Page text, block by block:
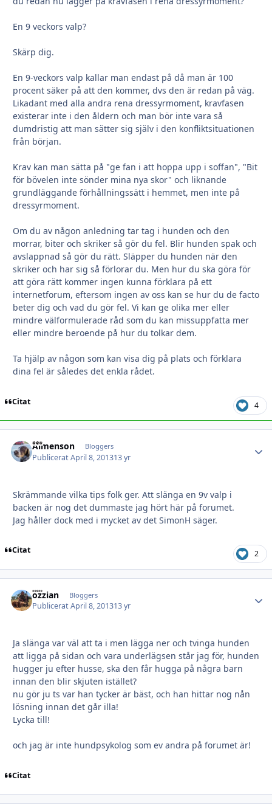
En 9 veckors valp?
Skärp dig.
En 9-veckors valp kallar man endast på då man är 100
procent säker på att den kommer, dvs den är redan på väg.
Likadant med alla andra rena dressyrmoment, kravfasen
existerar inte i den åldern och man bör inte vara så
dumdristig att man sätter sig själv i den konfliktsituationen
från början.
Krav kan man sätta på "ge fan i att hoppa upp i soffan", "Bit
för bövelen inte sönder mina nya skor" och liknande
grundläggande förhållningssätt i hemmet, men inte på
dressyrmoment.
Om du av någon anledning tar tag i hunden och den
morrar, biter och skriker så gör du fel. Blir hunden spak och
avslappnad så gör du rätt. Släpper du hunden när den
skriker och har sig så förlorar du. Men hur du ska göra för
att göra rätt kommer ingen kunna förklara på ett
internetforum, eftersom ingen av oss kan se hur du de facto
beter dig och vad du gör fel. Vi kan ge olika mer eller
mindre välformulerade råd som du kan missuppfatta mer
eller mindre beroende på hur du tolkar dem.
Ta hjälp av någon som kan visa dig på plats och förklara
dina fel är således det enkla rådet.
Citat 4
Almenson Bloggers
PubliceratApril 8, 201313 yr
Skrämmande vilka tips folk ger. Att slänga en 9v valp i
backen är nog det dummaste jag hört här på forumet.
Jag håller dock med i mycket av det SimonH säger.
Citat 2
ozzian Bloggers
PubliceratApril 8, 201313 yr
Ja slänga var väl att ta i men lägga ner och tvinga hunden
att ligga på sidan och vara underlägsen står jag för, hunden
hugger ju efter husse, ska den får hugga på några barn
innan den blir skjuten istället?
nu gör ju ts var han tycker är bäst, och han hittar nog nån
lösning innan det går illa!
Lycka till!
och jag är inte hundpsykolog som ev andra på forumet är!
Citat